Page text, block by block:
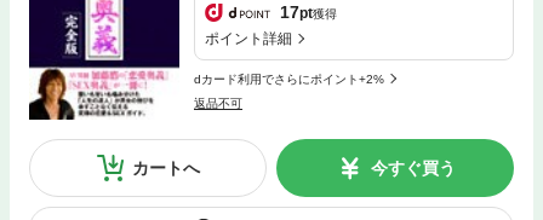
17pt獲得
ポイント詳細
dカード利用でさらにポイント+2%
返品不可
カートへ 今すぐ買う